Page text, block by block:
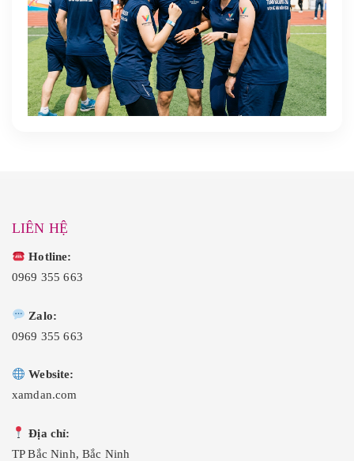
LIÊN HỆ
Hotline:
0969 355 663
Zalo:
0969 355 663
Website:
xamdan.com
Địa chỉ:
TP Bắc Ninh, Bắc Ninh